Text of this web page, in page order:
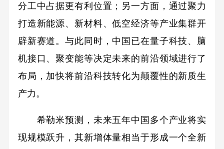
分工中占据更有利位置；另一方面，通过聚力
打造新能源、新材料、低空经济等产业集群开
辟新赛道。与此同时，中国已在量子科技、脑
机接口、聚变能等决定未来的前沿领域进行了
布局，加快将前沿科技转化为颠覆性的新质生
产力。
希勒米预测，未来五年中国多个产业将实
现规模跃升，其新增体量相当于形成一个全新